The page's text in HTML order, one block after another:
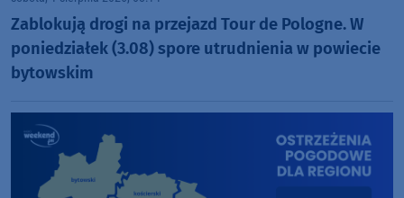
Zablokują drogi na przejazd Tour de Pologne. W
poniedziałek (3.08) spore utrudnienia w powiecie
bytowskim